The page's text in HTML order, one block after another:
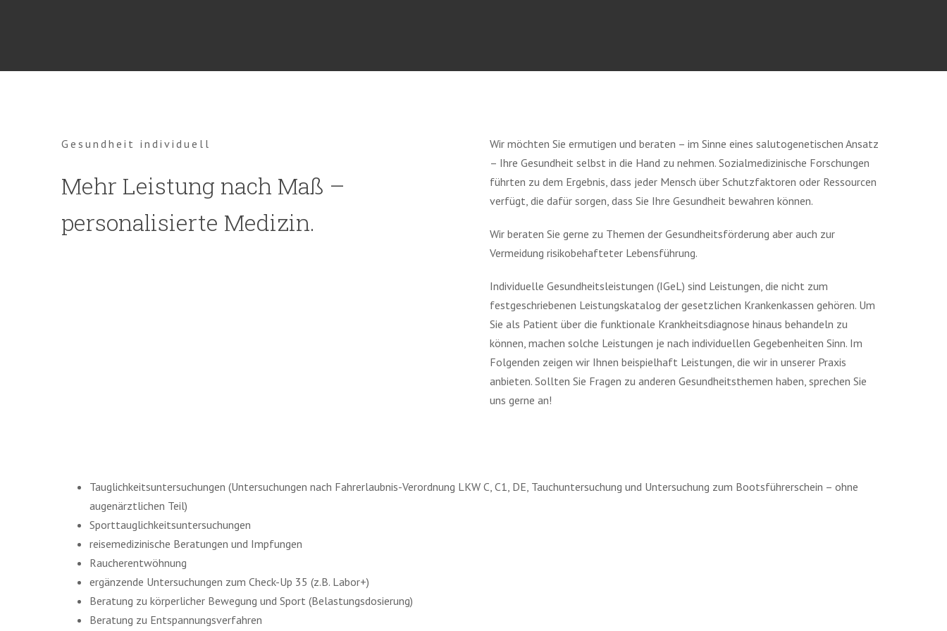
Gesundheit individuell
Mehr Leistung nach Maß –
personalisierte Medizin.
Wir möchten Sie ermutigen und beraten – im Sinne eines salutogenetischen Ansatz
– Ihre Gesundheit selbst in die Hand zu nehmen. Sozialmedizinische Forschungen
führten zu dem Ergebnis, dass jeder Mensch über Schutzfaktoren oder Ressourcen
verfügt, die dafür sorgen, dass Sie Ihre Gesundheit bewahren können.
Wir beraten Sie gerne zu Themen der Gesundheitsförderung aber auch zur
Vermeidung risikobehafteter Lebensführung.
Individuelle Gesundheitsleistungen (IGeL) sind Leistungen, die nicht zum
festgeschriebenen Leistungskatalog der gesetzlichen Krankenkassen gehören. Um
Sie als Patient über die funktionale Krankheitsdiagnose hinaus behandeln zu
können, machen solche Leistungen je nach individuellen Gegebenheiten Sinn. Im
Folgenden zeigen wir Ihnen beispielhaft Leistungen, die wir in unserer Praxis
anbieten. Sollten Sie Fragen zu anderen Gesundheitsthemen haben, sprechen Sie
uns gerne an!
Tauglichkeitsuntersuchungen (Untersuchungen nach Fahrerlaubnis-Verordnung LKW C, C1, DE, Tauchuntersuchung und Untersuchung zum Bootsführerschein – ohne
augenärztlichen Teil)
Sporttauglichkeitsuntersuchungen
reisemedizinische Beratungen und Impfungen
Raucherentwöhnung
ergänzende Untersuchungen zum Check-Up 35 (z.B. Labor+)
Beratung zu körperlicher Bewegung und Sport (Belastungsdosierung)
Beratung zu Entspannungsverfahren